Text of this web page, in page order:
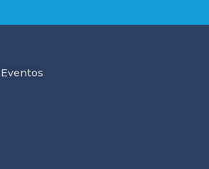
Eventos